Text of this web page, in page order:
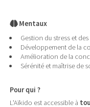
Mentaux
Gestion du stress et
Développement de la
Amélioration de la
Sérénité et maîtrise de
Pour qui ?
L'Aïkido est accessible à